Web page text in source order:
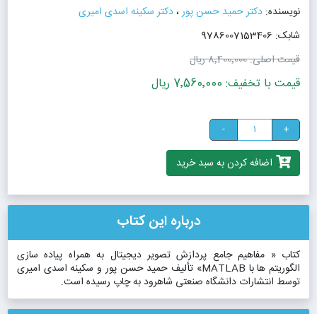
نویسنده: دکتر حمید حسن پور،دکتر سکینه اسدی امیری
شابک: 9786007153406
قیمت اصلی:8٬400٬000 ریال
قیمت با تخفیف: 7٬560٬000 ریال
+
-
اضافه کردن به سبد خرید
درباره این کتاب
کتاب « مفاهیم جامع پردازش تصویر دیجیتال به همراه پیاده سازی
الگوریتم ها با MATLAB» تألیف حمید حسن پور و سکینه اسدی امیری
توسط انتشارات دانشگاه صنعتی شاهرود به چاپ رسیده است.